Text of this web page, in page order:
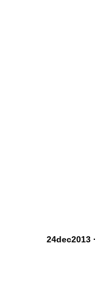
24dec2013 ·